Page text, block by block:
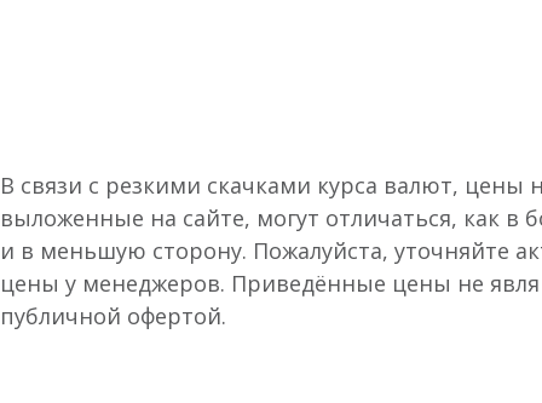
В связи с резкими скачками курса валют, цены
выложенные на сайте, могут отличаться, как в
и в меньшую сторону. Пожалуйста, уточняйте
цены у менеджеров. Приведённые цены не
публичной офертой.